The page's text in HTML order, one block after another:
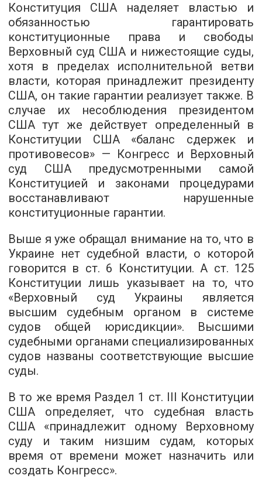
Конституция США наделяет властью и
обязанностью гарантировать
конституционные права и свободы
Верховный суд США и нижестоящие суды,
хотя в пределах исполнительной ветви
власти, которая принадлежит президенту
США, он такие гарантии реализует также. В
случае их несоблюдения президентом
США тут же действует определенный в
Конституции США «баланс сдержек и
противовесов» — Конгресс и Верховный
суд США предусмотренными самой
Конституцией и законами процедурами
восстанавливают нарушенные
конституционные гарантии.
Выше я уже обращал внимание на то, что в
Украине нет судебной власти, о которой
говорится в ст. 6 Конституции. А ст. 125
Конституции лишь указывает на то, что
«Верховный суд Украины является
высшим судебным органом в системе
судов общей юрисдикции». Высшими
судебными органами специализированных
судов названы соответствующие высшие
суды.
В то же время Раздел 1 ст. III Конституции
США определяет, что судебная власть
США «принадлежит одному Верховному
суду и таким низшим судам, которых
время от времени может назначить или
создать Конгресс».